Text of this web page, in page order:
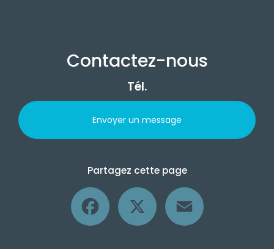
Contactez-nous
Tél.
Envoyer un message
Partagez cette page
Facebook